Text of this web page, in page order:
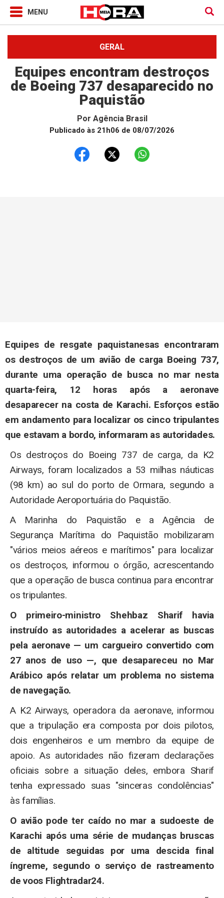
GERAL
Equipes encontram destroços
de Boeing 737 desaparecido no
Paquistão
Por Agência Brasil
Publicado às 21h06 de 08/07/2026
Equipes de resgate paquistanesas encontraram
os destroços de um avião de carga Boeing 737,
durante uma operação de busca no mar nesta
quarta-feira, 12 horas após a aeronave
desaparecer na costa de Karachi. Esforços estão
em andamento para localizar os cinco tripulantes
que estavam a bordo, informaram as autoridades.
Os destroços do Boeing 737 de carga, da K2
Airways, foram localizados a 53 milhas náuticas
(98 km) ao sul do porto de Ormara, segundo a
Autoridade Aeroportuária do Paquistão.
A Marinha do Paquistão e a Agência de
Segurança Marítima do Paquistão mobilizaram
"vários meios aéreos e marítimos" para localizar
os destroços, informou o órgão, acrescentando
que a operação de busca continua para encontrar
os tripulantes.
O primeiro-ministro Shehbaz Sharif havia
instruído as autoridades a acelerar as buscas
pela aeronave — um cargueiro convertido com
27 anos de uso —, que desapareceu no Mar
Arábico após relatar um problema no sistema
de navegação.
A K2 Airways, operadora da aeronave, informou
que a tripulação era composta por dois pilotos,
dois engenheiros e um membro da equipe de
apoio. As autoridades não fizeram declarações
oficiais sobre a situação deles, embora Sharif
tenha expressado suas "sinceras condolências"
às famílias.
O avião pode ter caído no mar a sudoeste de
Karachi após uma série de mudanças bruscas
de altitude seguidas por uma descida final
íngreme, segundo o serviço de rastreamento
de voos Flightradar24.